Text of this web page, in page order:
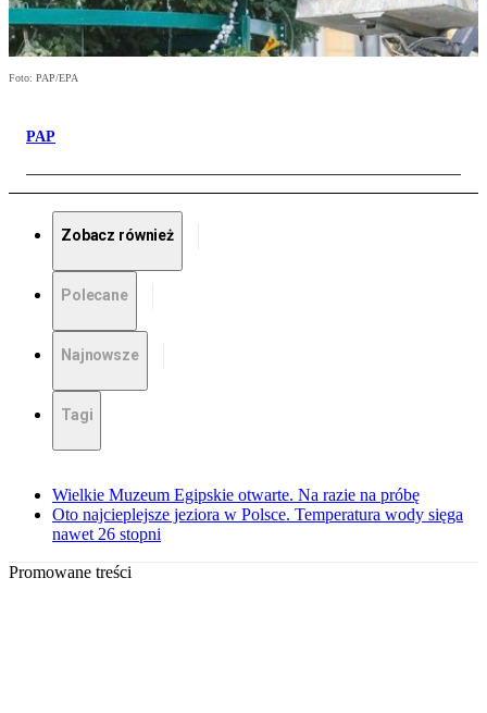
Foto: PAP/EPA
PAP
Zobacz również
Polecane
Najnowsze
Tagi
Wielkie Muzeum Egipskie otwarte. Na razie na próbę
Oto najcieplejsze jeziora w Polsce. Temperatura wody sięga
nawet 26 stopni
Promowane treści